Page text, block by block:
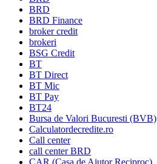
BRD
BRD Finance
broker credit
brokeri
BSG Credit
BT
BT Direct
BT Mic
BT Pay
BT24
Bursa de Valori Bucuresti (BVB)
Calculatordecredite.ro
Call center
call center BRD
CAR (Casa de Ajutor Reciproc)